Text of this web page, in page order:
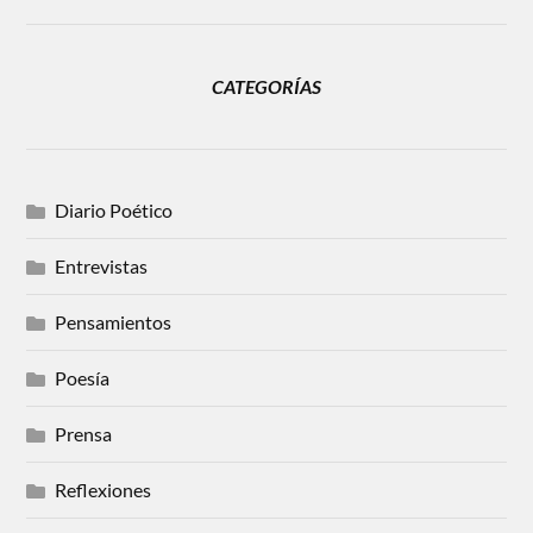
CATEGORÍAS
Diario Poético
Entrevistas
Pensamientos
Poesía
Prensa
Reflexiones